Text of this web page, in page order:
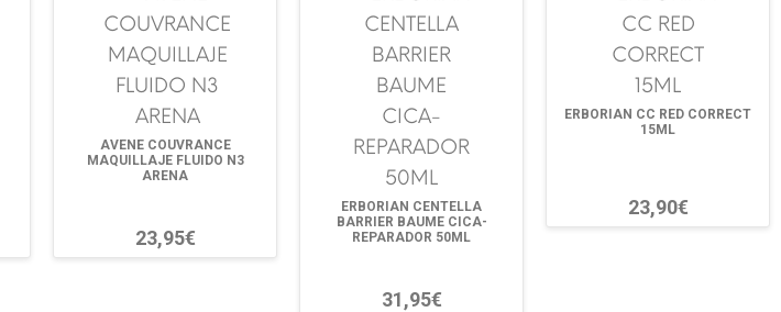
AVENE COUVRANCE
MAQUILLAJE FLUIDO N3
ARENA
23,95€
ERBORIAN CENTELLA
BARRIER BAUME CICA-
REPARADOR 50ML
31,95€
ERBORIAN CC RED CORRECT
15ML
23,90€